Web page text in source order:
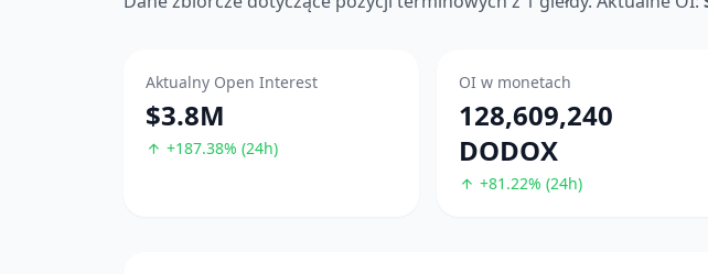
Aktualny Open Interest
$3.8M
+187.38% (24h)
OI w monetach
128,609,240
DODOX
+81.22% (24h)